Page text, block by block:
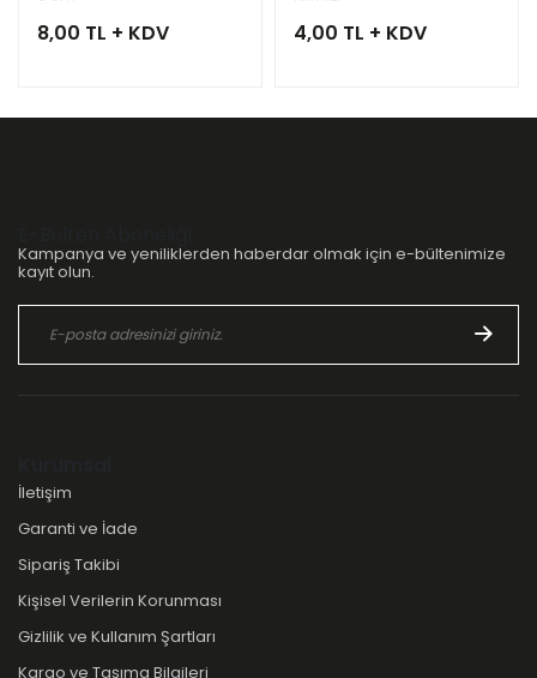
8,00 TL + KDV 4,00 TL + KDV
Kampanya ve yeniliklerden haberdar olmak için e-bültenimize
kayıt olun.
İletişim
Garanti ve İade
Sipariş Takibi
Kişisel Verilerin Korunması
Gizlilik ve Kullanım Şartları
Kargo ve Taşıma Bilgileri